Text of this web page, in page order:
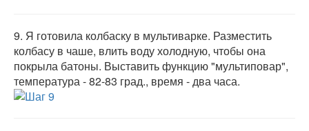
9. Я готовила колбаску в мультиварке. Разместить
колбасу в чаше, влить воду холодную, чтобы она
покрыла батоны. Выставить функцию "мультиповар",
температура - 82-83 град., время - два часа.